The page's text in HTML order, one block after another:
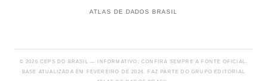
ATLAS DE DADOS BRASIL
© 2026 CEPS DO BRASIL — INFORMATIVO; CONFIRA SEMPRE A FONTE OFICIAL.
BASE ATUALIZADA EM FEVEREIRO DE 2026. FAZ PARTE DO GRUPO EDITORIAL